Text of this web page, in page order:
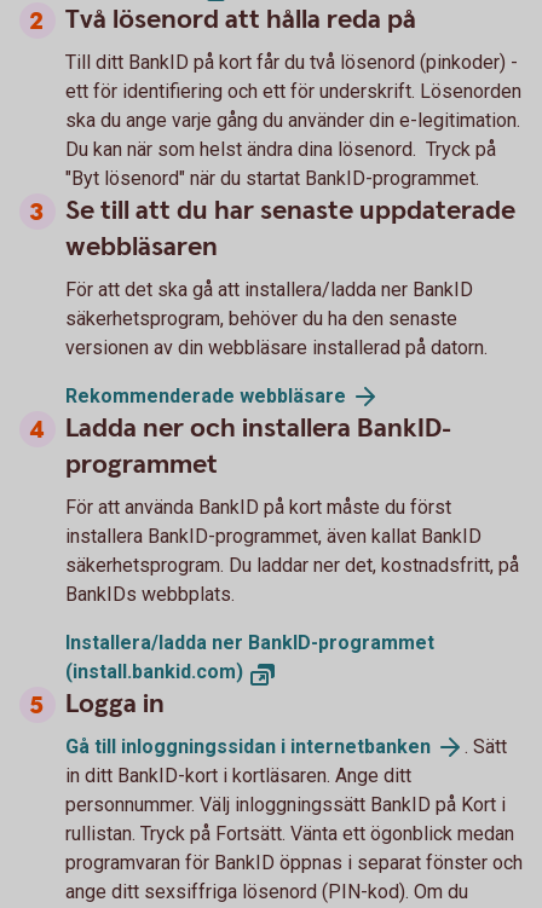
Två lösenord att hålla reda på
Till ditt BankID på kort får du två lösenord (pinkoder) -
ett för identifiering och ett för underskrift. Lösenorden
ska du ange varje gång du använder din e-legitimation.
Du kan när som helst ändra dina lösenord. Tryck på
"Byt lösenord" när du startat BankID-programmet.
Se till att du har senaste uppdaterade
webbläsaren
För att det ska gå att installera/ladda ner BankID
säkerhetsprogram, behöver du ha den senaste
versionen av din webbläsare installerad på datorn.
Rekommenderade webbläsare
Ladda ner och installera BankID-
programmet
För att använda BankID på kort måste du först
installera BankID-programmet, även kallat BankID
säkerhetsprogram. Du laddar ner det, kostnadsfritt, på
BankIDs webbplats.
Installera/ladda ner BankID-programmet
(install.bankid.com)
Logga in
Gå till inloggningssidan i internetbanken
. Sätt
in ditt BankID-kort i kortläsaren. Ange ditt
personnummer. Välj inloggningssätt BankID på Kort i
rullistan. Tryck på Fortsätt. Vänta ett ögonblick medan
programvaran för BankID öppnas i separat fönster och
ange ditt sexsiffriga lösenord (PIN-kod). Om du